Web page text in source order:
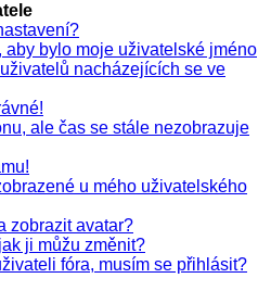
aby bylo moje uživatelské jméno
nacházejících se ve
ale čas se stále nezobrazuje
u mého uživatelského
zobrazit avatar?
ji můžu změnit?
fóra, musím se přihlásit?